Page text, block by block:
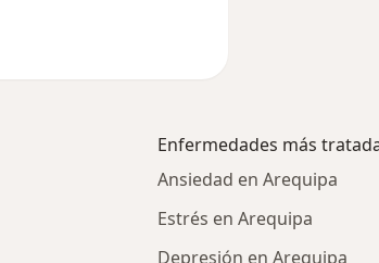
Enfermedades más
Ansiedad en Arequipa
Estrés en Arequipa
Depresión en Arequipa